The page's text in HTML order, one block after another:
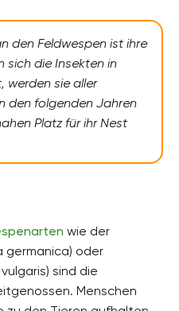
den Feldwespen ist ihre
sich die Insekten in
werden sie aller
den folgenden Jahren
Platz für ihr Nest
wie der
germanica) oder
sind die
Menschen